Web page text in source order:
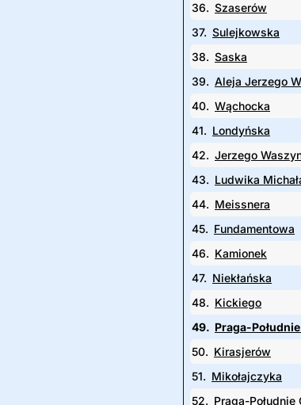
36. Szaserów
37. Sulejkowska
38. Saska
39. Aleja Jerzego
40. Wąchocka
41. Londyńska
42. Jerzego
43. Ludwika
44. Meissnera
45. Fundamentowa
46. Kamionek
47. Niekłańska
48. Kickiego
49. Praga-
50. Kirasjerów
51. Mikołajczyka
52. Praga-Południe